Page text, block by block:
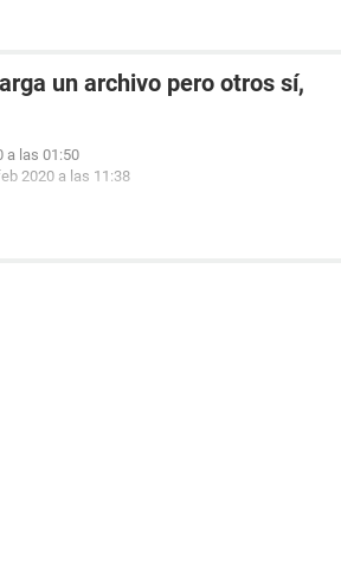
un archivo pero otros sí,
a las 01:50
2020 a las 11:38